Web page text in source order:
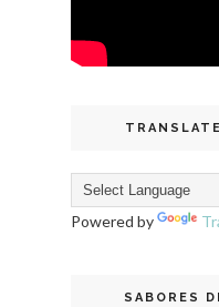
Powered by
SABORES